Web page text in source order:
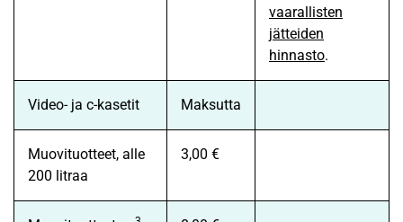
vaarallisten
jätteiden
hinnasto.
Video- ja c-kasetit Maksutta
Muovituotteet, alle
200 litraa
3,00 €